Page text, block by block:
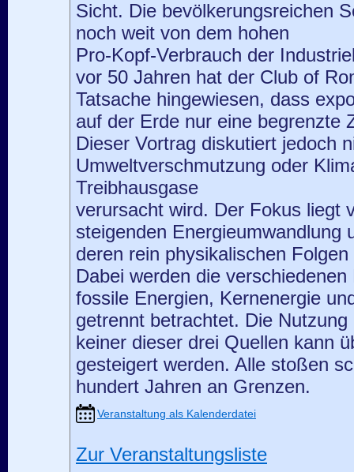
Sicht. Die bevölkerungsreichen
noch weit von dem hohen
Pro-Kopf-Verbrauch der
vor 50 Jahren hat der Club of
Tatsache hingewiesen, dass
auf der Erde nur eine begrenzte
Dieser Vortrag diskutiert jedoch
Umweltverschmutzung oder
Treibhausgase
verursacht wird. Der Fokus liegt
steigenden Energieumwandlung
deren rein physikalischen
Dabei werden die
fossile Energien, Kernenergie
getrennt betrachtet. Die Nutzung
keiner dieser drei Quellen kann
gesteigert werden. Alle stoßen
hundert Jahren an Grenzen.
Veranstaltung als Kalenderdatei
Zur Veranstaltungsliste